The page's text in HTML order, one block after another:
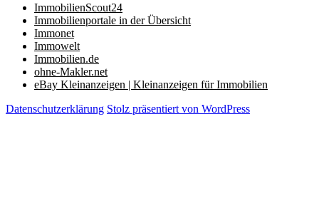
ImmobilienScout24
Immobilienportale in der Übersicht
Immonet
Immowelt
Immobilien.de
ohne-Makler.net
eBay Kleinanzeigen | Kleinanzeigen für Immobilien
Datenschutzerklärung Stolz präsentiert von WordPress